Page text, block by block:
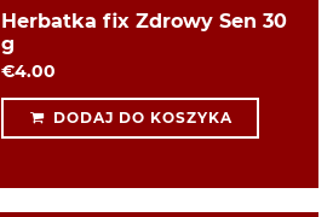
Herbatka fix Zdrowy Sen 30
g
€4.00
DODAJ DO KOSZYKA